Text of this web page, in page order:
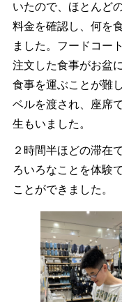
いたので、ほとんど
料金を確認し、何を
ました。フードコー
注文した食事がお盆
食事を運ぶことが難
ベルを渡され、座席
生もいました。
２時間半ほどの滞在
ろいろなことを体験
ことができました。